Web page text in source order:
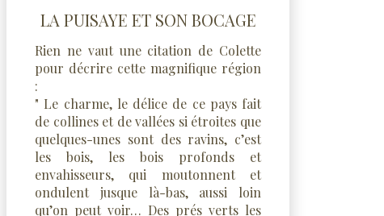
LA PUISAYE ET SON BOCAGE
Rien ne vaut une citation de Colette
pour décrire cette magnifique région
:
" Le charme, le délice de ce pays fait
de collines et de vallées si étroites que
quelques-unes sont des ravins, c’est
les bois, les bois profonds et
envahisseurs, qui moutonnent et
ondulent jusque là-bas, aussi loin
qu’on peut voir… Des prés verts les